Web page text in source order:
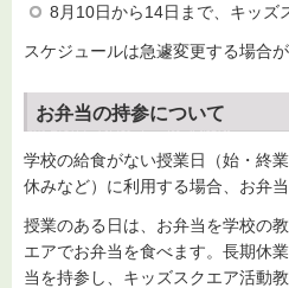
8月10日から14日まで、キッズ
スケジュールは急遽変更する場合が
お弁当の持参について
学校の給食がない授業日（始・終
休みなど）に利用する場合、お弁
授業のある日は、お弁当を学校の
エアでお弁当を食べます。長期休
当を持参し、キッズスクエア活動